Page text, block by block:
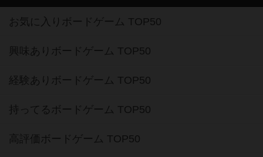
お気に入りボードゲーム TOP50
興味ありボードゲーム TOP50
経験ありボードゲーム TOP50
持ってるボードゲーム TOP50
高評価ボードゲーム TOP50